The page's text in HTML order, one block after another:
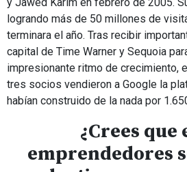
logrando más de 50 millones de
terminara el año. Tras recibir
capital de Time Warner y Sequoia
impresionante ritmo de crecimiento,
tres socios vendieron a Google la
habían construido de la nada por
¿Crees que
emprendedores